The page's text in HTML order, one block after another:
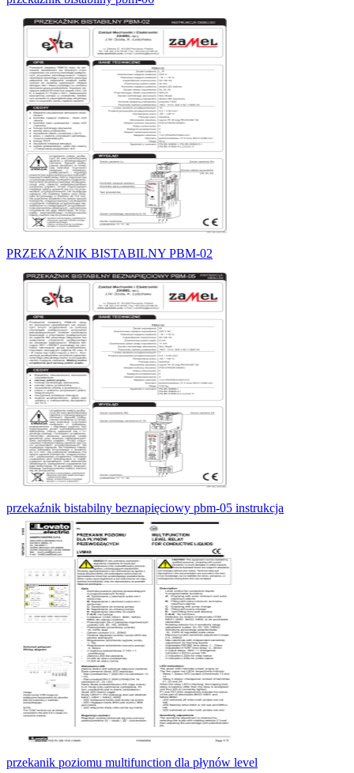
PRZEKAŹNIK BISTABILNY PBM-02
przekaźnik bistabilny beznapięciowy pbm-05 instrukcja
przekanik poziomu multifunction dla płynów level